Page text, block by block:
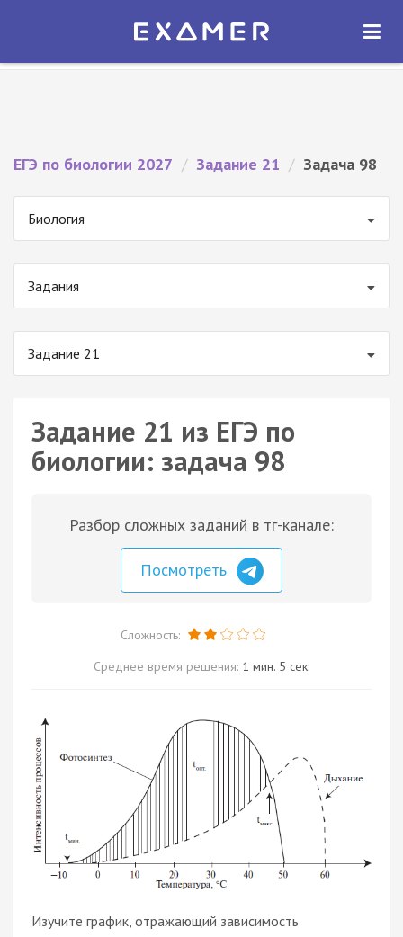
Экзамер — ЕГЭ 2027
ОТКРЫТЬ
ЕГЭ по биологии 2027 / Задание 21 / Задача 98
Биология
Задания
Задание 21
Задание 21 из ЕГЭ по
биологии: задача 98
Разбор сложных заданий в тг-канале:
Посмотреть
Сложность:
Среднее время решения: 1 мин. 5 сек.
Изучите график, отражающий зависимость